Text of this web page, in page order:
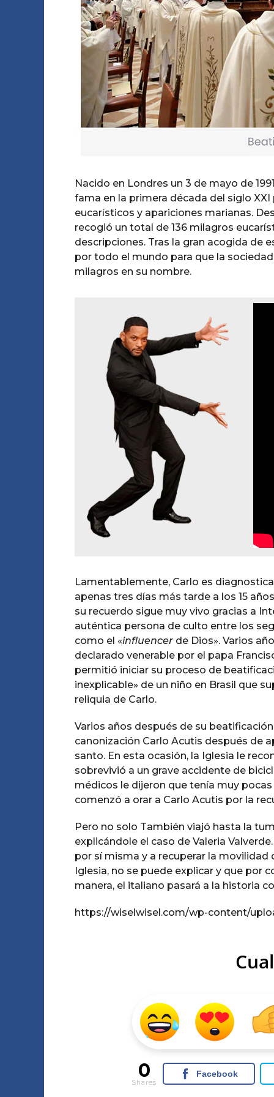
Nacido en Londres un 3 de mayo de
fama en la primera década del siglo
eucarísticos y apariciones marianas.
recogió un total de 136 milagros
descripciones. Tras la gran acogida de
por todo el mundo para que la
milagros en su nombre.
Lamentablemente, Carlo es
apenas tres días más tarde a los 15
su recuerdo sigue muy vivo gracias a
auténtica persona de culto entre los
como el «influencer de Dios». Varios
declarado venerable por el papa
permitió iniciar su proceso de
inexplicable» de un niño en Brasil que
reliquia de Carlo.
Varios años después de su
canonización Carlo Acutis después de
santo. En esta ocasión, la Iglesia le
sobrevivió a un grave accidente de
médicos le dijeron que tenía muy
comenzó a orar a Carlo Acutis por la
Pero no solo También viajó hasta la
explicándole el caso de Valeria
por sí misma y a recuperar la
Iglesia, no se puede explicar y que por
manera, el italiano pasará a la historia
https://wiselwisel.com/wp-content/
0
Shares
Facebook